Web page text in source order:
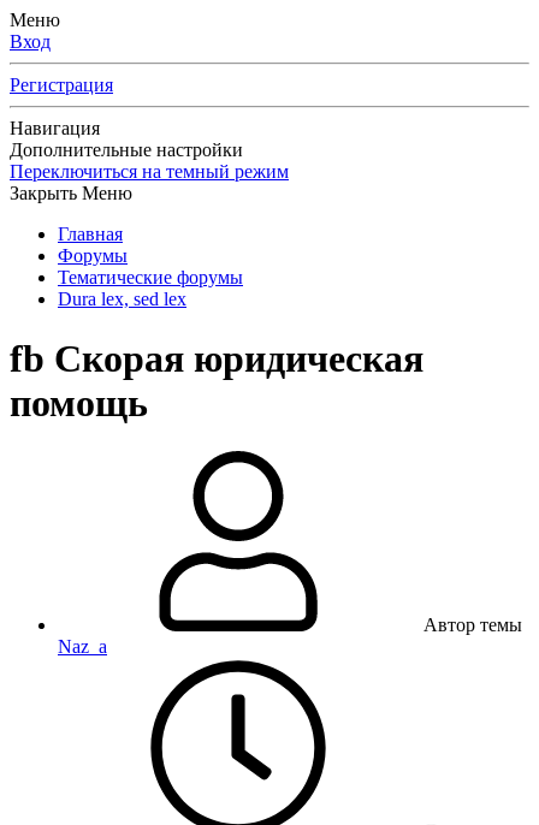
Меню
Вход
Регистрация
Навигация
Дополнительные настройки
Переключиться на темный режим
Закрыть Меню
Главная
Форумы
Тематические форумы
Dura lex, sed lex
fb Скорая юридическая
помощь
Автор темы
Naz_a